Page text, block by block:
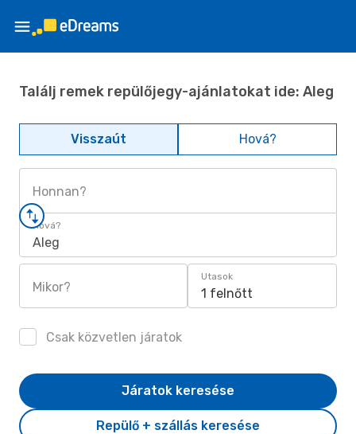
Találj remek repülőjegy-ajánlatokat ide: Aleg
Visszaút Hová?
Honnan?
Hová?
Aleg
Mikor?
Utasok
1 felnőtt
Csak közvetlen járatok
Repülő + szállás keresése
Járatok keresése